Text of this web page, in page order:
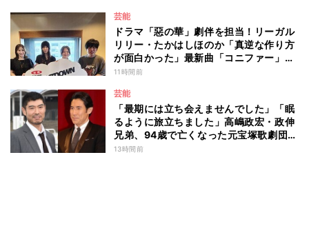
芸能
ドラマ「惡の華」劇伴を担当！リーガル
リリー・たかはしほのか「真逆な作り方
が面白かった」最新曲「コニファー」制
作秘話も
11時間前
芸能
「最期には立ち会えませんでした」「眠
るように旅立ちました」高嶋政宏・政伸
兄弟、94歳で亡くなった元宝塚歌劇団ト
ップスターの母・寿美花代を追悼 ここ
13時間前